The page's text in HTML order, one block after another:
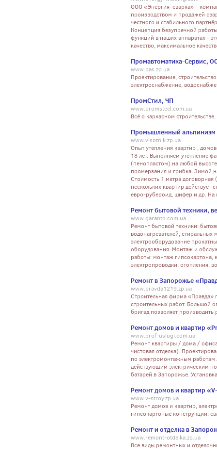
ООО «Энергия–сварка» –
производством и продажей
честного и стабильного
Концепция безупречной
функций в наших аппаратах -
качество, максимальное
Промавтоматика-Сервис,
www.pas.zp.ua
Проектирование,
электроснабжение,
ПромСтил, ЧП
www.promsteel.com.ua
Всё о каркасном
Промышленный альпинизм
www.visotnik.zp.ua
Опыт утепления квартир ,
18 лет. Выполняем утепление
(пенопластом) на любой
промерзания и грибка. Зимой
Стоимость 1 метра договорная
нескольких квартир
евро-рубероид, шифер и др. На
Ремонт бытовой техники,
www.garanto.com.ua
Ремонт бытовой техники:
водонагревателей,
электрооборудование
оборудования. Монтаж и
работы: монтаж гипсокартона,
электропроводки, отопления,
Ремонт в Запорожье
www.pravda1219.zp.ua
Строительная фирма «Правда»
строительных работ. Большой
бригад позволяет
Ремонт домов и квартир
www.prof-uslugi.com.ua
Ремонт квартиры / дома /
чистовая отделка).
по электромонтажным
действующим электрическим
батарей в Запорожье.
Ремонт домов и квартир
www.v-stroy.zp.ua
Ремонт домов и квартир,
гипсокартоные конструкции,
Ремонт и отделка в
www.remont-otdelka.zp.ua
Все виды ремонтных и